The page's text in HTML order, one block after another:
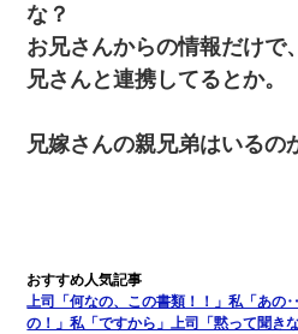
な？
お兄さんからの情報だけで
兄さんと連携してるとか。
兄嫁さんの親兄弟はいるの
上司「何なの、この書類！！」私「あの
の！」私「ですから」上司「黙って聞き